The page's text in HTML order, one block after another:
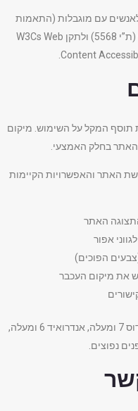
לאנשים עם מוגבלות (התאמות
נגישות לשירות), המלצות התקן הישראלי (ת”י 5568) ולתקן W3Cs Web
Content
תוסף המקל על השימוש. מיקום
האתר בחלק האמצעי.
האתר והאפשרויות הקיימות
האתר
אפור
הפוכים)
את מיקום העכבר
האתר תומך במערכות הפעלה הבאות: ווינדוס 7 ומעלה, אנדרואיד 6 ומעלה,